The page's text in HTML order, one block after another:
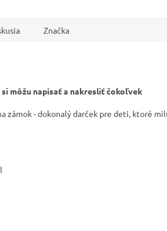
Značka
môžu napísať a nakresliť čokoľvek
zámok - dokonalý darček pre deti, ktoré